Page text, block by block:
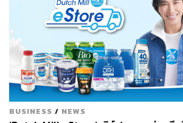
BUSINESS / NEWS